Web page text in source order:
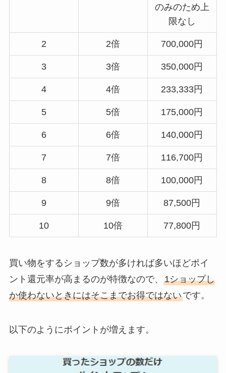
のみのため上
限なし
2 2倍 700,000円
3 3倍 350,000円
4 4倍 233,333円
5 5倍 175,000円
6 6倍 140,000円
7 7倍 116,700円
8 8倍 100,000円
9 9倍 87,500円
10 10倍 77,800円
買い物をするショップ数が多ければ多いほどポイ
ント還元率が高まるのが特徴なので、 1ショップし
か使わないときにはそこまでお得ではないです。
以下のようにポイントが増えます。